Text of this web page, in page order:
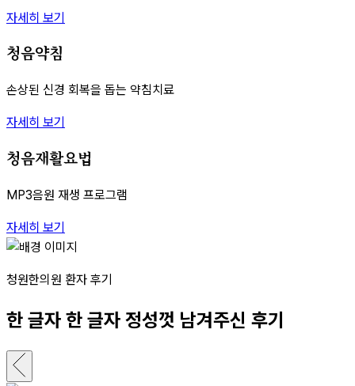
자세히 보기
청음약침
손상된 신경 회복을 돕는 약침치료
자세히 보기
청음재활요법
MP3음원 재생 프로그램
자세히 보기
청원한의원 환자 후기
한 글자 한 글자 정성껏 남겨주신 후기